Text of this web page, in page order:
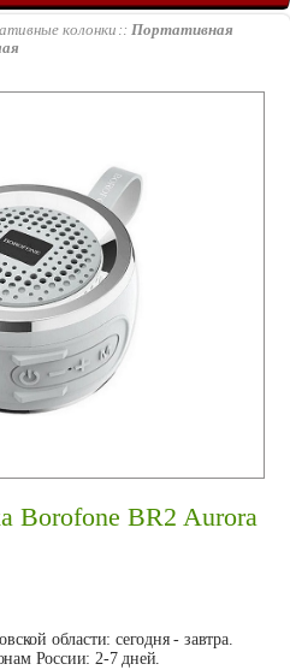
колонки
Портативная
Borofone BR2 Aurora
области: сегодня - завтра.
России: 2-7 дней.